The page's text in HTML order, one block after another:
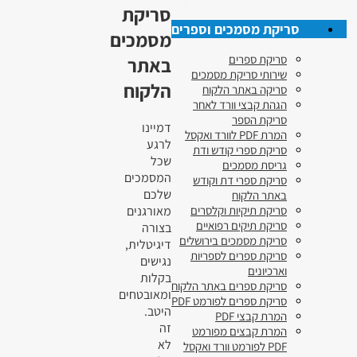
סריקת
מסמכים
באתר
הלקוח
דמיינו
לרגע
שכל
המסמכים
שלכם
מאורגנים
בצורה
דיגיטלית,
נגישים
בקלות
ומאובטחים
היטב.
זה
לא
סריקת מסמכים וספרים
סריקת ספרים
שירותי סריקת מסמכים
סריקה באתר הלקוח
הגהת קבצי וורד לאחר
סריקת הספר
המרת PDF לוורד ואקסל
סריקת ספרי קודש ודת
גריסת מסמכים
סריקת ספרי דת וקודש
באתר הלקוח
סריקת תיקיות וקלסרים
סריקת תיקים רפואיים
סריקת מסמכים בירושלים
סריקת ספרים לספריות
וארכיונים
סריקת ספרים באתר הלקוח
סריקת ספרים לפורמט PDF
המרת קבצי PDF
המרת קבצים מפורמט
PDF לפורמט וורד ואקסל